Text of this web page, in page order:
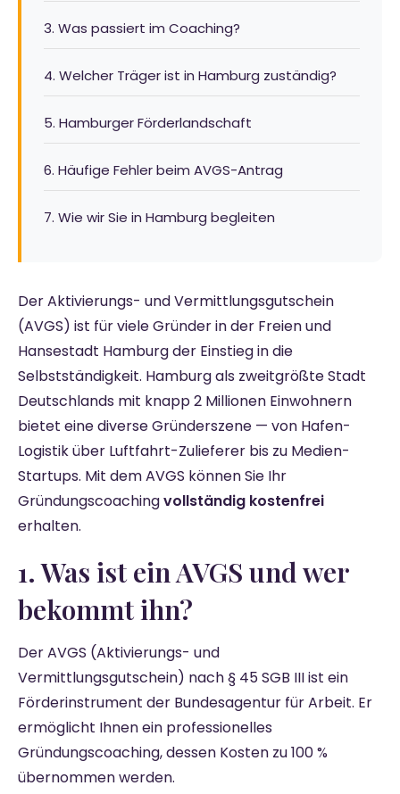
3. Was passiert im Coaching?
4. Welcher Träger ist in Hamburg zuständig?
5. Hamburger Förderlandschaft
6. Häufige Fehler beim AVGS-Antrag
7. Wie wir Sie in Hamburg begleiten
Der Aktivierungs- und Vermittlungsgutschein
(AVGS) ist für viele Gründer in der Freien und
Hansestadt Hamburg der Einstieg in die
Selbstständigkeit. Hamburg als zweitgrößte Stadt
Deutschlands mit knapp 2 Millionen Einwohnern
bietet eine diverse Gründerszene — von Hafen-
Logistik über Luftfahrt-Zulieferer bis zu Medien-
Startups. Mit dem AVGS können Sie Ihr
Gründungscoachingvollständig kostenfrei
erhalten.
1. Was ist ein AVGS und wer
bekommt ihn?
Der AVGS (Aktivierungs- und
Vermittlungsgutschein) nach § 45 SGB III ist ein
Förderinstrument der Bundesagentur für Arbeit. Er
ermöglicht Ihnen ein professionelles
Gründungscoaching, dessen Kosten zu 100 %
übernommen werden.